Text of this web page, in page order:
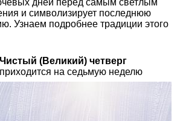
и символизирует последнюю
Узнаем подробнее традиции этого
Чистый (Великий) четверг
приходится на седьмую неделю